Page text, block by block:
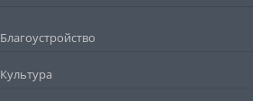
Благоустройство
Культура